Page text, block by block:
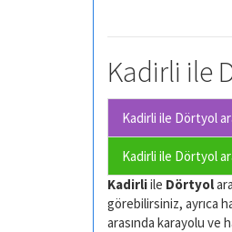
Kadirli ile
Kadirli ile Dörtyol
Kadirli ile Dörtyol
Kadirliile Dörtyol
görebilirsiniz, ayrıca
arasında karayolu ve